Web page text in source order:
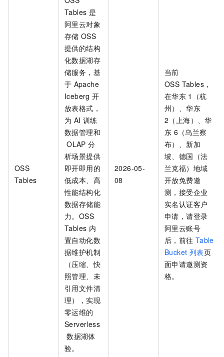
OSS
Tables
Tables 是
阿里云对象
存储 OSS
提供的结构
化数据湖存
储服务，基
于 Apache
Iceberg 开
放表格式，
为 AI 训练
数据管理和
OLAP 分
析场景提供
即开即用的
低成本、高
性能结构化
数据存储能
力。OSS
Tables 内
置自动化数
据维护机制
（压缩、快
照管理、未
引用文件清
理），实现
零运维的
Serverless
数据湖体
验。
2026-05-
08
当前
OSS Tables，
在华东 1（杭
州）、华东
2（上海）、华
东 6（乌兰察
布）、新加
坡、德国（法
兰克福）地域
开放免费邀
测，接受企业
实名认证客户
申请，请登录
阿里云账号
后，前往 Table
Bucket 列表页
面申请邀测资
格。